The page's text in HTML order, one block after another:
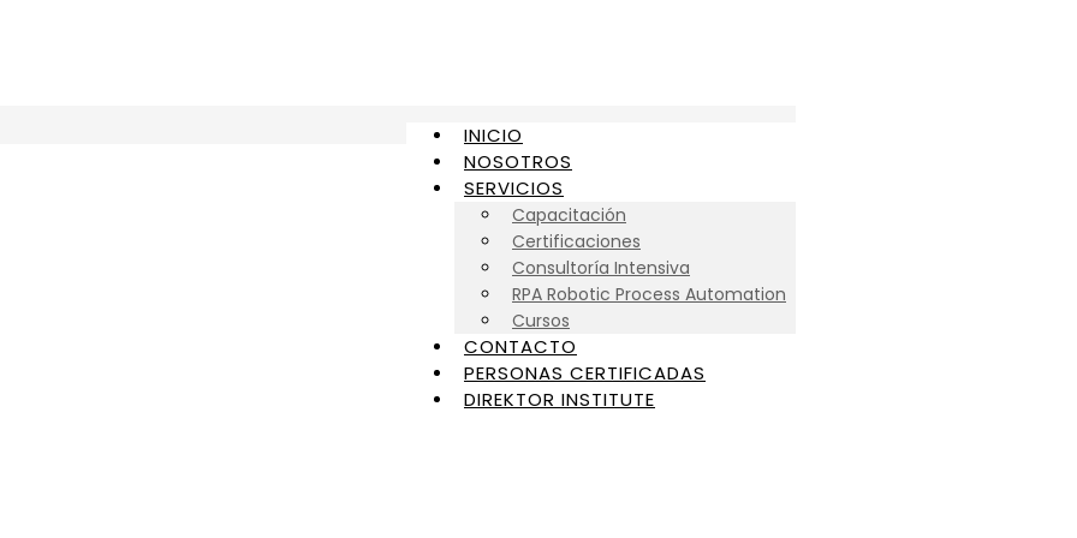
INICIO
NOSOTROS
SERVICIOS
Capacitación
Certificaciones
Consultoría Intensiva
RPA Robotic Process Automation
Cursos
CONTACTO
PERSONAS CERTIFICADAS
DIREKTOR INSTITUTE